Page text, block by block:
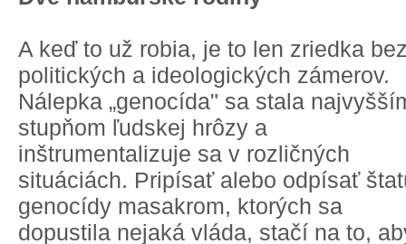
A keď to už robia, je to len zriedka
politických a ideologických zámerov.
Nálepka „genocída" sa stala
stupňom ľudskej hrôzy a
inštrumentalizuje sa v rozličných
situáciách. Pripísať alebo odpísať
genocídy masakrom, ktorých sa
dopustila nejaká vláda, stačí na to,